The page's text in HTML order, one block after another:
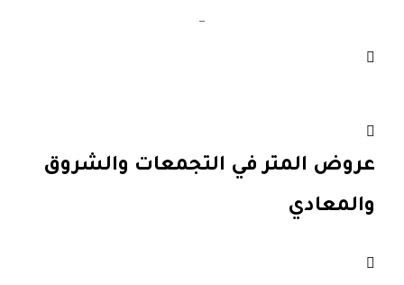
_
عروض المتر في التجمعات والشروق
والمعادي